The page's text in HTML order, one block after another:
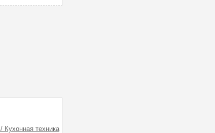
Кухонная техника